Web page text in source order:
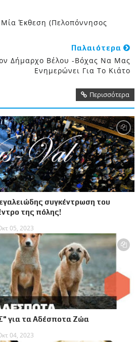
Έκθεση (Πελοπόννησος
Παλαιότερα
Δήμαρχο Βέλου -Βόχας Να Μας
Ενημερώνει Για Το Κιάτο
Περισσότερα
συγκέντρωση του
της πόλης!
05, 2023
για τα Αδέσποτα Ζώα
04, 2023